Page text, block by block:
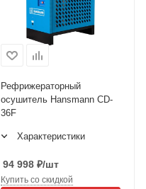
Рефрижераторный
осушитель Hansmann CD-
36F
Характеристики
94 998 ₽/шт
Купить со скидкой